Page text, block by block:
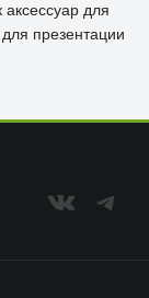
для
презентации